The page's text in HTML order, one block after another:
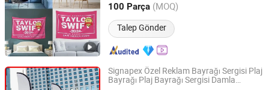
100 Parça (MOQ)
Talep Gönder
Shandong, China Fiyat 2022
Signapex Özel Reklam Bayrağı Sergisi Plaj
Bayrağı Plaj Bayrağı Sergisi Damla
Signapex Technology Co., Ltd.